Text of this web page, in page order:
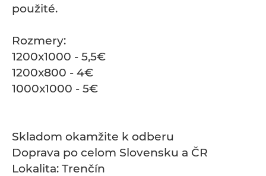
použité.
Rozmery:
1200x1000 - 5,5€
1200x800 - 4€
1000x1000 - 5€
Skladom okamžite k odberu
Doprava po celom Slovensku a ČR
Lokalita: Trenčín